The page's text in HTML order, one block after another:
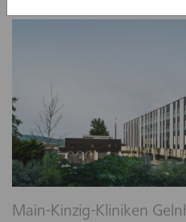
Main-Kinzig-Kliniken